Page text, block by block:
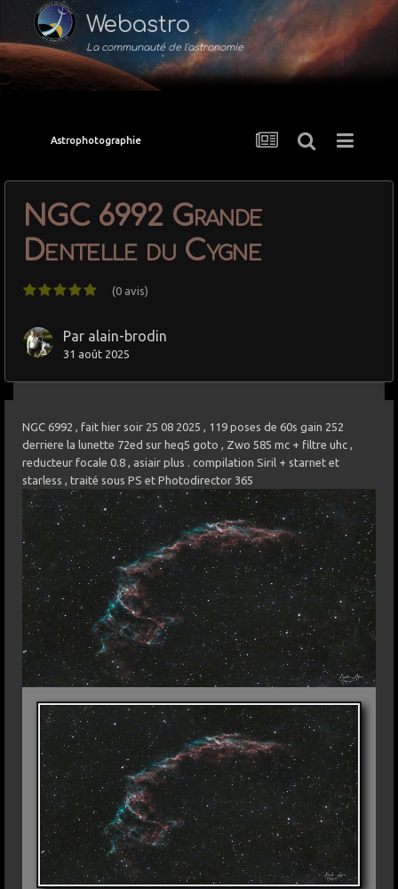
Webastro
La communauté de l'astronomie
Astrophotographie
NGC 6992 Grande
Dentelle du Cygne
(0 avis)
Par alain-brodin
31 août 2025
NGC 6992 , fait hier soir 25 08 2025 , 119 poses de 60s gain 252
derriere la lunette 72ed sur heq5 goto , Zwo 585 mc + filtre uhc ,
reducteur focale 0.8 , asiair plus . compilation Siril + starnet et
starless , traité sous PS et Photodirector 365